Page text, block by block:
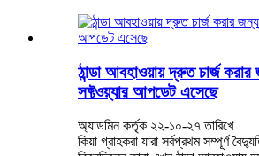
ঠান্ডা আবহাওয়ায় দ্রুত চার্জ
সফ্টওয়্যার আপডেট এসেছে
অ্যাডমিন কর্তৃক ২২-১০-২৭ তারিখে
কিয়া গ্রাহকরা যারা সর্বপ্রথম সম্পূর্ণ